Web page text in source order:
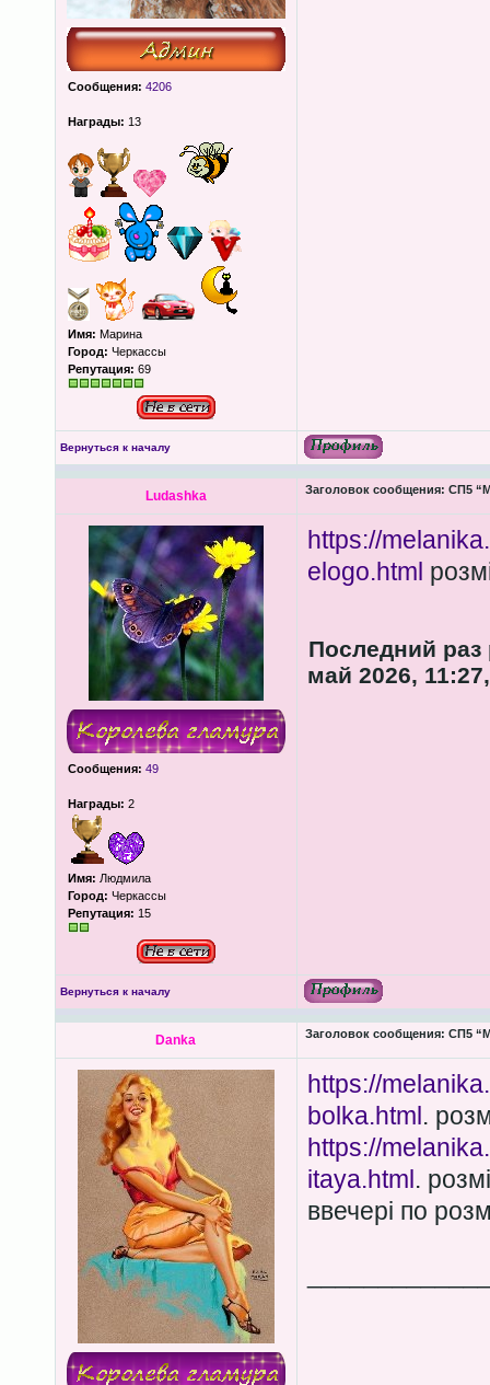
Сообщения: 4206
Награды: 13
Имя: Марина
Город: Черкассы
Репутация: 69
Вернуться к началу
Ludashka Заголовок сообщения: СП5
Сообщения: 49
Награды: 2
Имя: Людмила
Город: Черкассы
Репутация: 15
https://
elogo.html
Последний
май 2026,
Вернуться к началу
Danka Заголовок сообщения: СП5
https://
bolka.html.
https://
itaya.html.
ввечері по